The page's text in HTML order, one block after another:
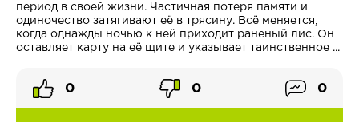
период в своей жизни. Частичная потеря памяти и
одиночество затягивают её в трясину. Всё меняется,
когда однажды ночью к ней приходит раненый лис. Он
оставляет карту на её щите и указывает таинственное ...
0 0 0